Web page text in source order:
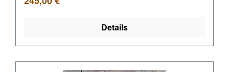
Details